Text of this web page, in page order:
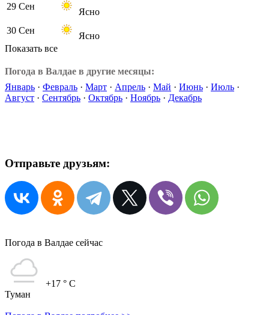
29 Сен
Ясно
30 Сен
Ясно
Показать все
Погода в Валдае в другие месяцы:
Январь · Февраль · Март · Апрель · Май · Июнь · Июль ·
Август · Сентябрь · Октябрь · Ноябрь · Декабрь
Отправьте друзьям:
Погода в Валдае сейчас
+17 ° C
Туман